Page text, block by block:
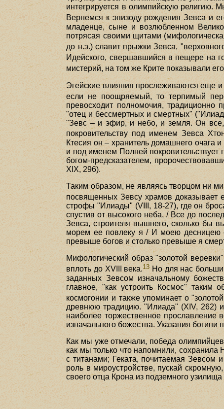
интегрируется в олимпийскую религию.
Вернемся к эпизоду рождения Зевса и
младенце, сыне и возлюбленном
потрясая своими щитами
до н.э.) славит прыжки Зевса,
Идейского, свершавшийся в пещере на
мистерий, на том же Крите показывали
Эгейские влияния прослеживаются еще
если не поощряемый, то терпимый
превосходит полномочия, традиционно
"отец и бессмертных и смертных"
"Зевс – и эфир, и небо, и земля. Он все,
покровительству под именем Зевса
Ктесия он – хранитель домашнего очага
и под именем Полней
богом-предсказателем,
XIX, 296).
Таким образом, не являясь творцом ни
посвященных Зевсу храмов доказывает
строфы "Илиады" (VIII, 18-27), где он
спустив от высокого неба, / Все до
Зевса, строителя вышнего, сколько бы
морем ее повлеку я / И моею десницею
превыше богов и столько превыше я
Мифологический образ "золотой
вплоть до XVIII века.13 Но для нас
заданных Зевсом изначальному
главное, "как устроить Космос" таким
космогонии и также упоминает о
древнюю традицию. "Илиада" (XIV, 262)
наиболее торжественное прославление
изначального божества. Указания
Как мы уже отмечали, победа
как мы только что напомнили, сохранила
с титанами; Геката, почитаемая Зевсом
роль в мироустройстве, пускай
своего отца Крона из подземного